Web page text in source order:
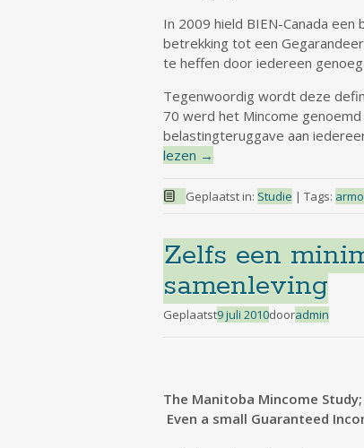
In 2009 hield BIEN-Canada
betrekking tot een
te heffen door iedereen
Tegenwoordig wordt deze
70 werd het Mincome
belastingteruggave aan
lezen →
Geplaatst in: Studie | Tags:
Zelfs een
samenleving
Geplaatst9 juli 2010dooradmin
The Manitoba Mincome Study;
Even a small Guaranteed